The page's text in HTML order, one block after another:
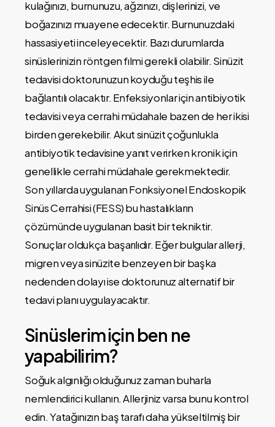
kulağınızı, burnunuzu, ağzınızı, dişlerinizi, ve
boğazınızı muayene edecektir. Burnunuzdaki
hassasiyeti inceleyecektir. Bazı durumlarda
sinüslerinizin röntgen fılmi gerekli olabilir. Sinüzit
tedavisi doktorunuzun koyduğu teşhis ile
bağlantılı olacaktır. Enfeksiyonlar için antibiyotik
tedavisi veya cerrahi müdahale bazen de her ikisi
birden gerekebilir. Akut sinüzit çoğunlukla
antibiyotik tedavisine yanıt verirken kronik için
genellikle cerrahi müdahale gerekmektedir.
Son yıllarda uygulanan Fonksiyonel Endoskopik
Sinüs Cerrahisi (FESS) bu hastalıkların
çözümünde uygulanan basit bir tekniktir.
Sonuçlar oldukça başarılıdır. Eğer bulgular allerji,
migren veya sinüzite benzeyen bir başka
nedenden dolayı ise doktorunuz alternatif bir
tedavi planı uygulayacaktır.
Sinüslerim için ben ne
yapabilirim?
Soğuk algınlığı olduğunuz zaman buharla
nemlendirici kullanın. Allerjiniz varsa bunu kontrol
edin. Yatağınızın baş tarafı daha yükseltilmiş bir